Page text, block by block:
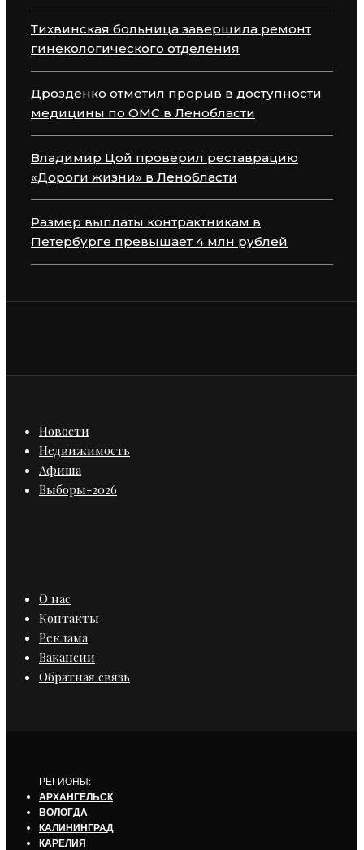
Тихвинская больница завершила ремонт
гинекологического отделения
Дрозденко отметил прорыв в доступности
медицины по ОМС в Ленобласти
Владимир Цой проверил реставрацию
«Дороги жизни» в Ленобласти
Размер выплаты контрактникам в
Петербурге превышает 4 млн рублей
Новости
Недвижимость
Афиша
Выборы-2026
О нас
Контакты
Реклама
Вакансии
Обратная связь
РЕГИОНЫ:
АРХАНГЕЛЬСК
ВОЛОГДА
КАЛИНИНГРАД
КАРЕЛИЯ